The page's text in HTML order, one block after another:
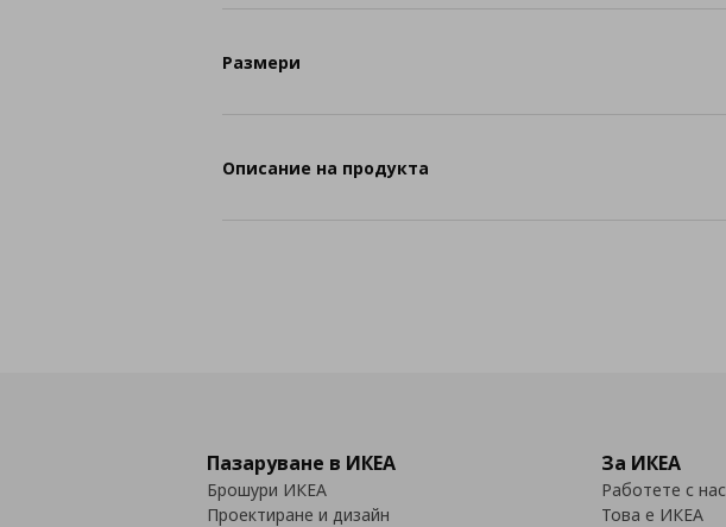
Размери
Описание на продукта
Пазаруване в ИКЕА
Брошури ИКЕА
Проектиране и дизайн
За ИКЕА
Работете с нас
Това е ИКЕА